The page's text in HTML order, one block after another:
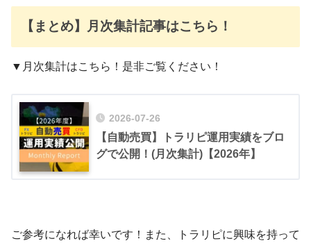
【まとめ】月次集計記事はこちら！
▼月次集計はこちら！是非ご覧ください！
2026-07-26
【自動売買】トラリピ運用実績をブロ
グで公開！(月次集計)【2026年】
ご参考になれば幸いです！また、トラリピに興味を持って